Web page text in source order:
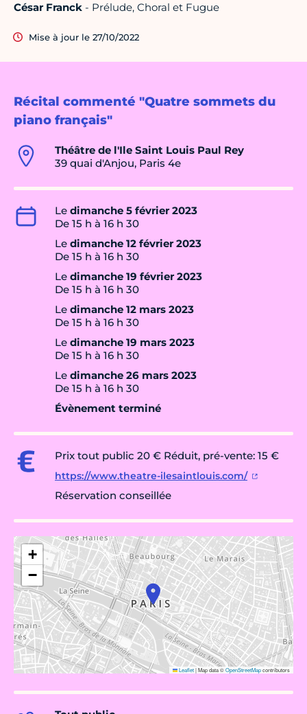
Récital commenté "Quatre sommets du
piano français"
Théâtre de l'Ile Saint Louis Paul Rey
39 quai d'Anjou, Paris 4e
Le dimanche 5 février 2023
De 15 h à 16 h 30
Le dimanche 12 février 2023
De 15 h à 16 h 30
Le dimanche 19 février 2023
De 15 h à 16 h 30
Le dimanche 12 mars 2023
De 15 h à 16 h 30
Le dimanche 19 mars 2023
De 15 h à 16 h 30
Le dimanche 26 mars 2023
De 15 h à 16 h 30
Évènement terminé
Prix tout public 20 € Réduit, pré-vente: 15 €
https://www.theatre-ilesaintlouis.com/
Réservation conseillée
+
−
Leaflet|Map data ©OpenStreetMapcontributors
César Franck - Prélude, Choral et Fugue
Mise à jour le 27/10/2022